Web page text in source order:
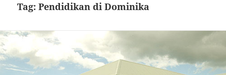
Tag:Pendidikan di Dominika